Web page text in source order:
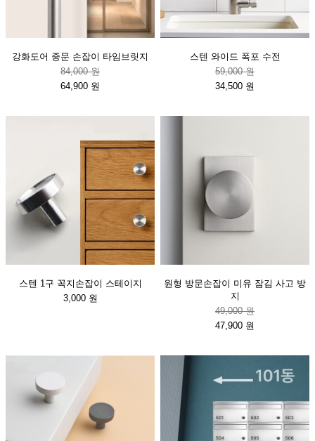
강화도어 중문 손잡이 타임브릿지
84,000 원
64,900 원
스텐 와이드 폭포 수전
59,000 원
34,500 원
스텐 1구 꼭지손잡이 스테이지
3,000 원
원형 방문손잡이 미유 잠김 사고 방
지
49,000 원
47,900 원